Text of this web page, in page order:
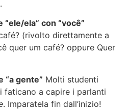
ela” con “você”
(rivolto direttamente a
quer um café? oppure Quer
gente” Molti studenti
faticano a capire i parlanti
. Imparatela fin dall’inizio!